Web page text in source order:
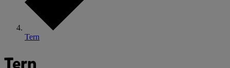
Tern
Tern